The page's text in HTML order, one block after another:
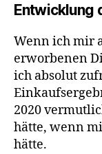
Entwicklung
Wenn ich mir
erworbenen
ich absolut
2020
hätte, wenn
hätte.